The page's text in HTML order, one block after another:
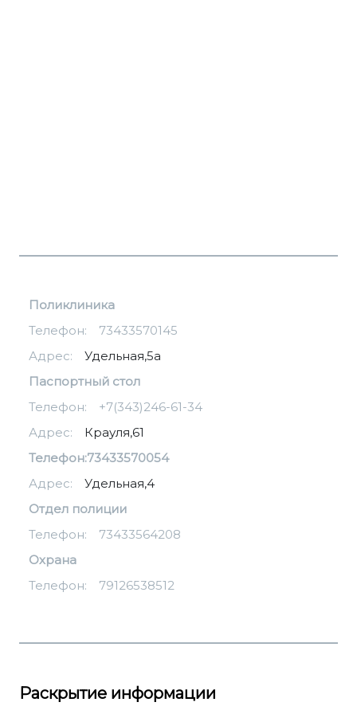
Поликлиника
Телефон:
73433570145
Адрес:
Удельная,5а
Паспортный стол
Телефон:
+7(343)246-61-34
Адрес:
Крауля,61
Телефон:73433570054
Адрес:
Удельная,4
Отдел полиции
Телефон:
73433564208
Охрана
Телефон:
79126538512
Раскрытие информации